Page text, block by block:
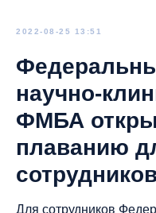
2022-08-25 13:51
научно-
ФМБА
плаванию
сотрудников
Для сотрудников